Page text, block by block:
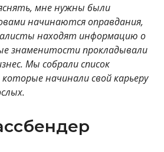
мне нужны были
начинаются оправдания,
находят информацию о
знаменитости прокладывали
Мы собрали список
начинали свой карьеру